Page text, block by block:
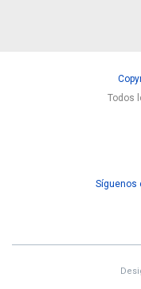
Todos
Síguenos